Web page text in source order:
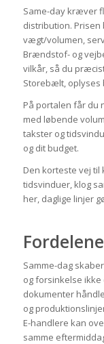
Same-day kræver
distribution.
vægt/volumen,
Brændstof- og
vilkår, så du
Storebælt,
På portalen får du
med løbende
takster og
og dit budget.
Den korteste vej
tidsvinduer, klog
her, daglige linjer
Samme-dag
og forsinkelse
dokumenter
og
E-handlere kan
samme